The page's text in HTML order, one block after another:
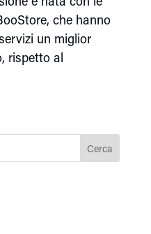
che hanno
un miglior
rispetto al